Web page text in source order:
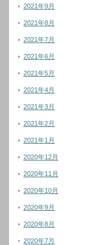
2021年9月
2021年8月
2021年7月
2021年6月
2021年5月
2021年4月
2021年3月
2021年2月
2021年1月
2020年12月
2020年11月
2020年10月
2020年9月
2020年8月
2020年7月